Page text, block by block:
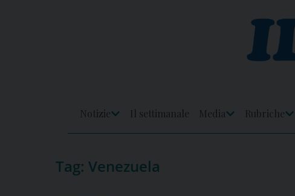
Notizie
Il settimanale
Media
Rubriche
Tag: Venezuela